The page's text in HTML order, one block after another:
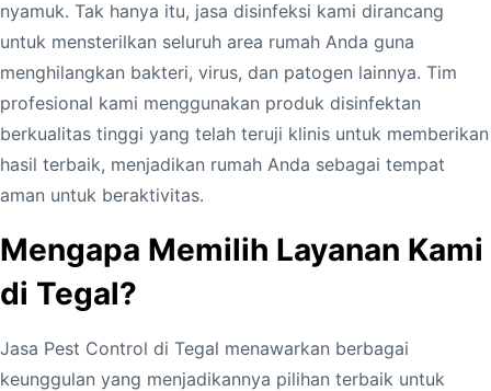
nyamuk. Tak hanya itu, jasa disinfeksi kami dirancang
untuk mensterilkan seluruh area rumah Anda guna
menghilangkan bakteri, virus, dan patogen lainnya. Tim
profesional kami menggunakan produk disinfektan
berkualitas tinggi yang telah teruji klinis untuk memberikan
hasil terbaik, menjadikan rumah Anda sebagai tempat
aman untuk beraktivitas.
Mengapa Memilih Layanan Kami
di Tegal?
Jasa Pest Control di Tegal menawarkan berbagai
keunggulan yang menjadikannya pilihan terbaik untuk